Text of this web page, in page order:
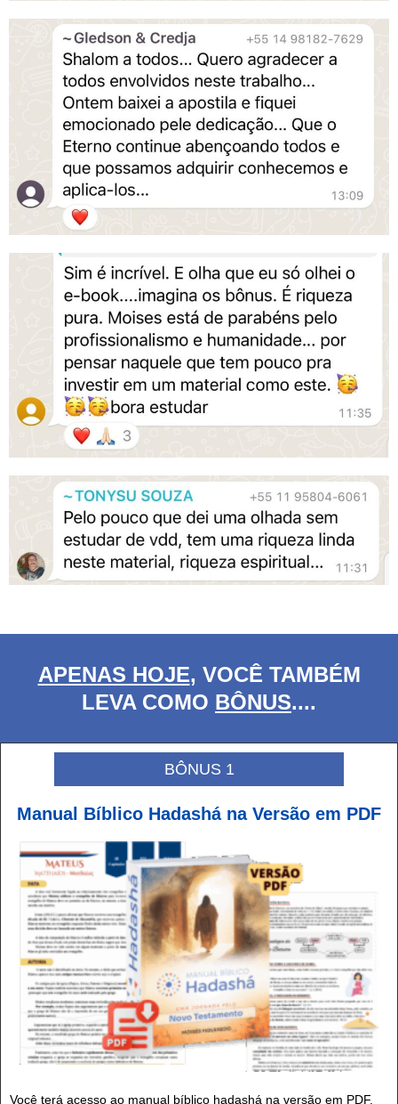
APENAS HOJE, VOCÊ TAMBÉM
LEVA COMO BÔNUS....
BÔNUS 1
Manual Bíblico Hadashá na Versão em PDF
Você terá acesso ao manual bíblico hadashá na versão em PDF.